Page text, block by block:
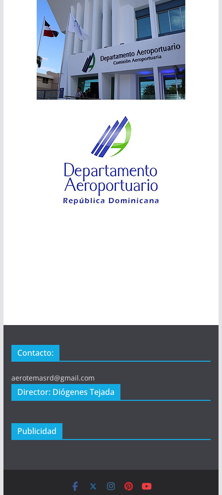
Contacto:
aerotemasrd@gmail.com
Director: Diógenes Tejada
Publicidad